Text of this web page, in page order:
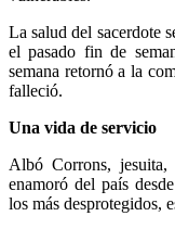
La salud del sacerdote
el pasado fin de
semana retornó a la
falleció.
Una vida de servicio
Albó Corrons,
enamoró del país
los más desprotegidos,